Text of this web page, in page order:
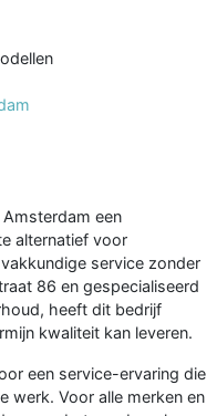
een
alternatief voor
service zonder
86 en gespecialiseerd
heeft dit bedrijf
kwaliteit kan leveren.
een service-ervaring die
werk. Voor alle merken en